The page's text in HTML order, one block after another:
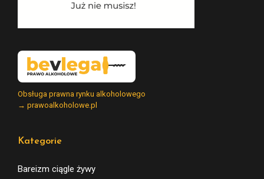
Obsługa prawna rynku alkoholowego
→ prawoalkoholowe.pl
Kategorie
Bareizm ciągle żywy